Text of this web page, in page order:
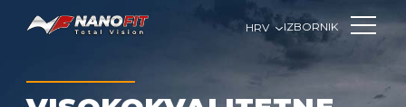
IZBORNIK
HRV